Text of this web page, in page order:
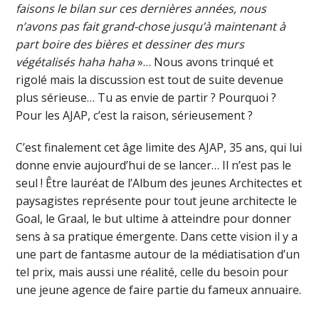
faisons le bilan sur ces dernières années, nous
n’avons pas fait grand-chose jusqu’à maintenant à
part boire des bières et dessiner des murs
végétalisés haha haha»… Nous avons trinqué et
rigolé mais la discussion est tout de suite devenue
plus sérieuse… Tu as envie de partir ? Pourquoi ?
Pour les AJAP, c’est la raison, sérieusement ?
C’est finalement cet âge limite des AJAP, 35 ans, qui lui
donne envie aujourd’hui de se lancer… Il n’est pas le
seul ! Être lauréat de l’Album des jeunes Architectes et
paysagistes représente pour tout jeune architecte le
Goal, le Graal, le but ultime à atteindre pour donner
sens à sa pratique émergente. Dans cette vision il y a
une part de fantasme autour de la médiatisation d’un
tel prix, mais aussi une réalité, celle du besoin pour
une jeune agence de faire partie du fameux annuaire.